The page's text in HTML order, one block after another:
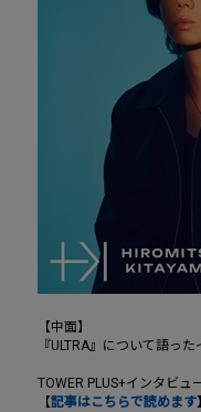
【中面】
『ULTRA』について語っ
TOWER PLUS+インタビ
【記事はこちらで読めます